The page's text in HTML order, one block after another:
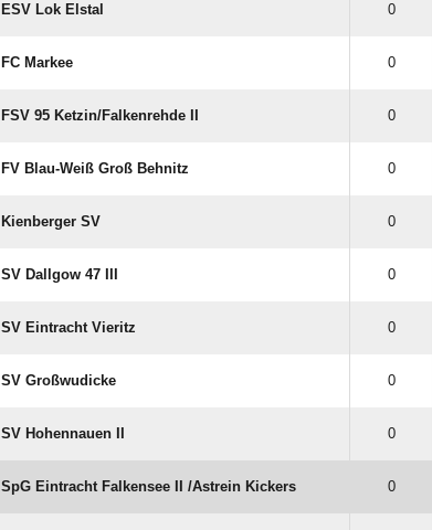
ESV Lok Elstal 0
FC Markee 0
FSV 95 Ketzin/​Falkenrehde II 0
FV Blau-Weiß Groß Behnitz 0
Kienberger SV 0
SV Dallgow 47 III 0
SV Eintracht Vieritz 0
SV Großwudicke 0
SV Hohennauen II 0
SpG Eintracht Falkensee II /​Astrein Kickers 0